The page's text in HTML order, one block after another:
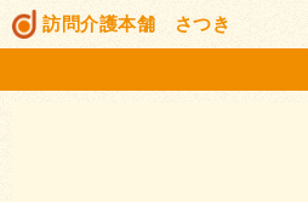
訪問介護本舗 さつき